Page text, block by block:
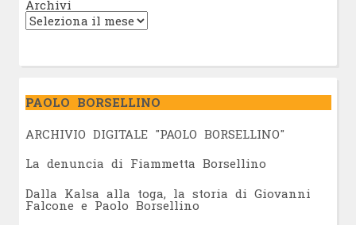
Archivi
PAOLO BORSELLINO
ARCHIVIO DIGITALE "PAOLO BORSELLINO"
La denuncia di Fiammetta Borsellino
Dalla Kalsa alla toga, la storia di Giovanni
Falcone e Paolo Borsellino